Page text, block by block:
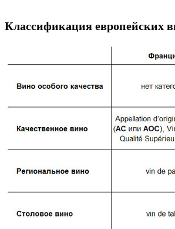
Классификация европейских